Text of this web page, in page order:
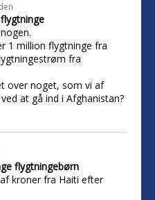
1 million flygtninge fra
fra
over noget, som vi af
at gå ind i Afghanistan?
flygtningebørn
kroner fra Haiti efter